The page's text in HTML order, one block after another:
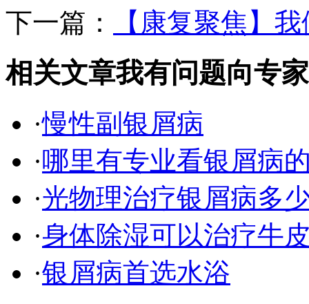
下一篇：
【康复聚焦】
相关文章我有问题向专
·慢性副银屑病
·哪里有专业看银屑病
·光物理治疗银屑病多
·身体除湿可以治疗牛
·银屑病首选水浴